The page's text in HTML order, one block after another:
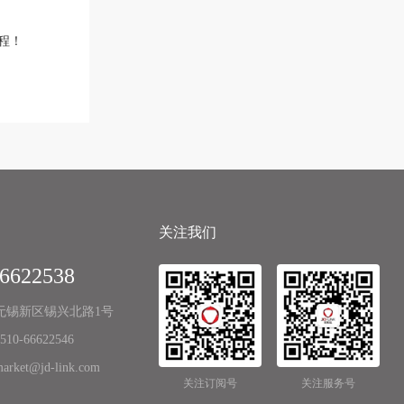
！
锡新区锡兴北路1号
66622546
link.com
关注我们
关注订阅号 关注服务号